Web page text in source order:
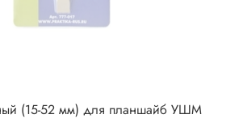
(15-52 мм) для планшайб УШМ